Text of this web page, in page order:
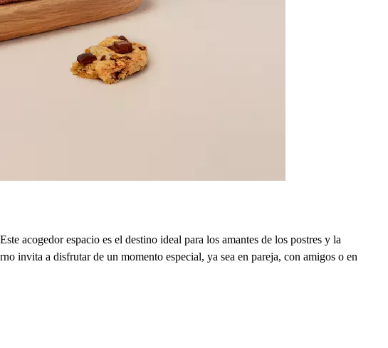
acogedor espacio es el destino ideal para los amantes de los postres y la
invita a disfrutar de un momento especial, ya sea en pareja, con amigos o en